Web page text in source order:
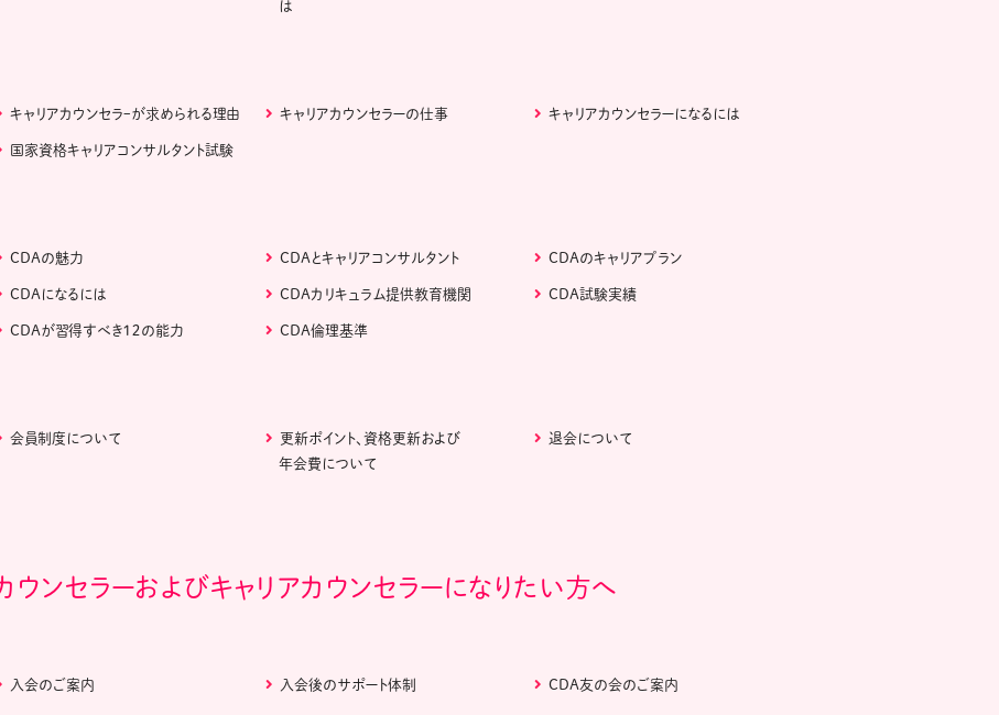
は
キャリアカウンセラｰが求められる理由 キャリアカウンセラーの仕事 キャリアカウンセラーになるには
国家資格キャリアコンサルタント試験
CDAの魅力 CDAとキャリアコンサルタント CDAのキャリアプラン
CDAになるには CDAカリキュラム提供教育機関 CDA試験実績
CDAが習得すべき１２の能力 CDA倫理基準
会員制度について
更新ポイント、資格更新および
年会費について
退会について
ウンセラーおよびキャリアカウンセラーになりたい方へ
入会のご案内 入会後のサポート体制 CDA友の会のご案内